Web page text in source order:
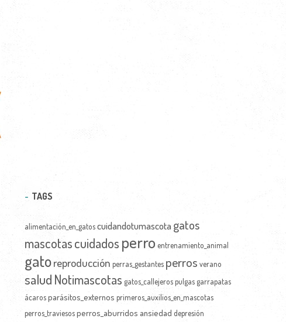
TAGS
alimentación_en_gatoscuidandotumascota gatos
mascotascuidados perro entrenamiento_animal
gatoreproducción perras_gestantes perros verano
salud Notimascotas gatos_callejerospulgas garrapatas
ácarosparásitos_externos primeros_auxilios_en_mascotas
perros_traviesosperros_aburridos ansiedad depresión